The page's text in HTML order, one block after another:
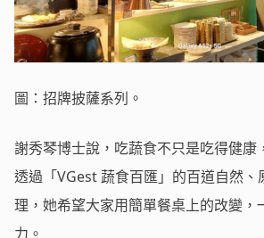
圖：招牌披薩系列。
謝秀琴博士說，吃蔬食不只是吃得健康
透過「VGest 蔬食百匯」的百道自然、
理，她希望大家用簡單餐桌上的改變，
力。